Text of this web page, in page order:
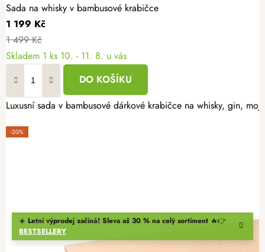
☀️ Letní výprodej začíná! Sleva až 30 % na celý sortiment 🔥👉
BESTSELLERY
Sada na whisky v bambusové krabičce
1 199 Kč
1 499 Kč
Skladem 1 ks 10. - 11. 8. u vás
DO KOŠÍKU
Luxusní sada v bambusové dárkové krabičce na whisky, gin,
-20%